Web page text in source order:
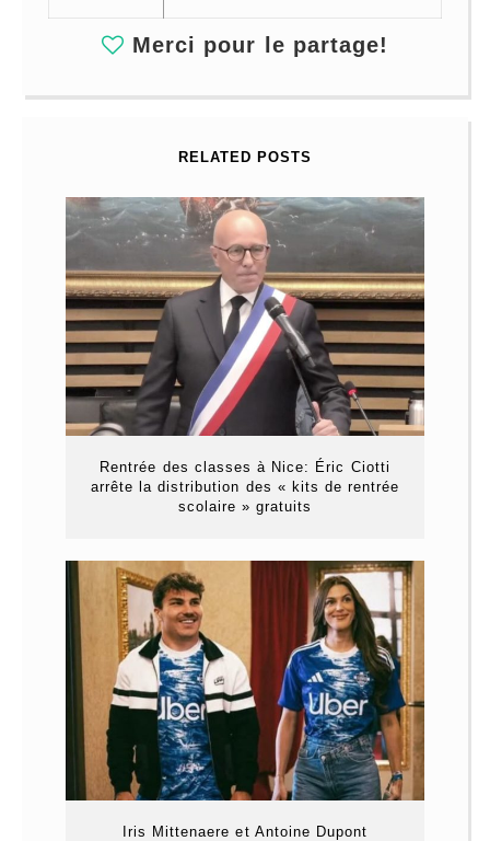
Merci pour le partage!
RELATED POSTS
Rentrée des classes à Nice: Éric Ciotti
arrête la distribution des « kits de rentrée
scolaire » gratuits
Iris Mittenaere et Antoine Dupont